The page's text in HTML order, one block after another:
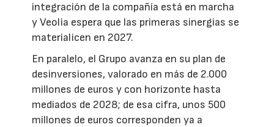
integración de la compañía está en marcha
y Veolia espera que las primeras sinergias se
materialicen en 2027.
En paralelo, el Grupo avanza en su plan de
desinversiones, valorado en más de 2.000
millones de euros y con horizonte hasta
mediados de 2028; de esa cifra, unos 500
millones de euros corresponden ya a